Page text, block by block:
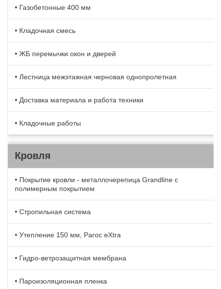
• Газобетонные 400 мм
• Кладочная смесь
• ЖБ перемычки окон и дверей
• Лестница межэтажная черновая однопролетная
• Доставка материала и работа техники
• Кладочные работы
Кровля
• Покрытие кровли - металлочерепица Grandline с
полимерным покрытием
• Стропильная система
• Утепление 150 мм, Paroc eXtra
• Гидро-ветрозащитная мембрана
• Пароизоляционная пленка